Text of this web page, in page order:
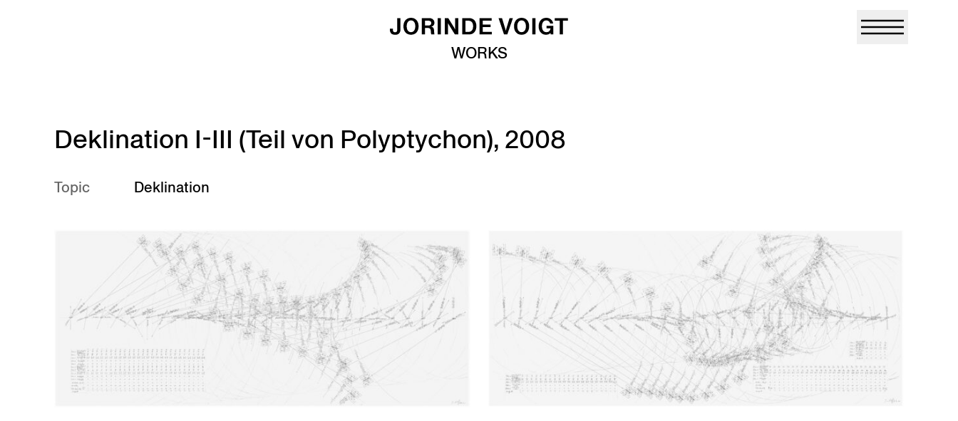
WORKS
Deklination I-III (Teil von Polyptychon), 2008
Topic Deklination